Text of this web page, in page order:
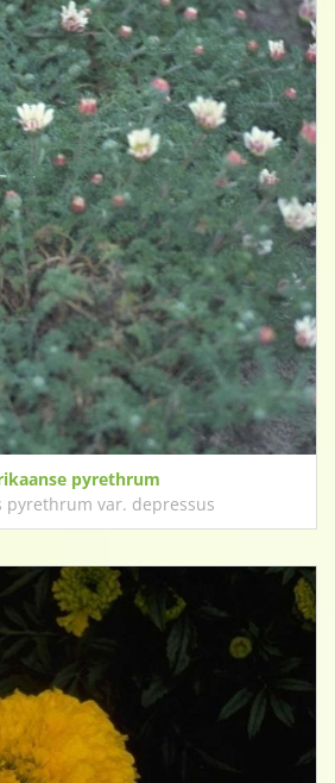
pyrethrum
pyrethrum var. depressus